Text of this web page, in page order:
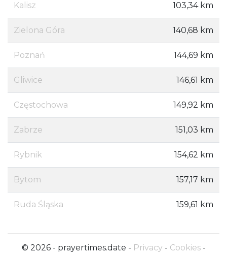
Kalisz 103,34 km
Zielona Góra 140,68 km
Poznań 144,69 km
Gliwice 146,61 km
Częstochowa 149,92 km
Zabrze 151,03 km
Rybnik 154,62 km
Bytom 157,17 km
Ruda Śląska 159,61 km
© 2026 - prayertimes.date - Privacy- Cookies-